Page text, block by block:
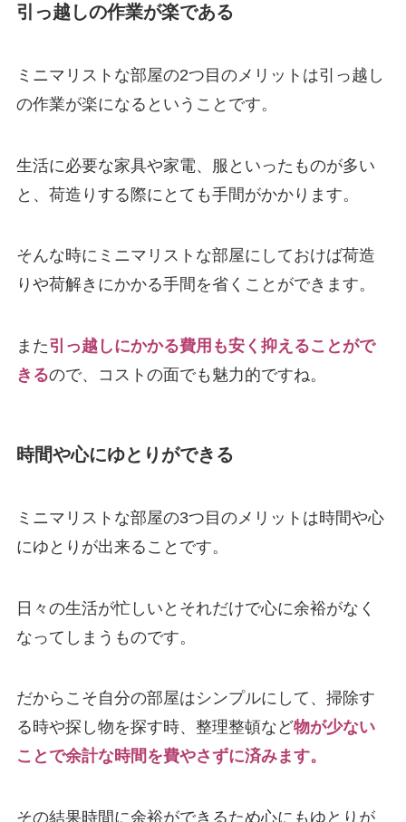
引っ越しの作業が楽である
ミニマリストな部屋の2つ目のメリットは引っ越し
の作業が楽になるということです。
生活に必要な家具や家電、服といったものが多い
と、荷造りする際にとても手間がかかります。
そんな時にミニマリストな部屋にしておけば荷造
りや荷解きにかかる手間を省くことができます。
また引っ越しにかかる費用も安く抑えることがで
きるので、コストの面でも魅力的ですね。
時間や心にゆとりができる
ミニマリストな部屋の3つ目のメリットは時間や心
にゆとりが出来ることです。
日々の生活が忙しいとそれだけで心に余裕がなく
なってしまうものです。
だからこそ自分の部屋はシンプルにして、掃除す
る時や探し物を探す時、整理整頓など物が少ない
ことで余計な時間を費やさずに済みます。
その結果時間に余裕ができるため心にもゆとりが